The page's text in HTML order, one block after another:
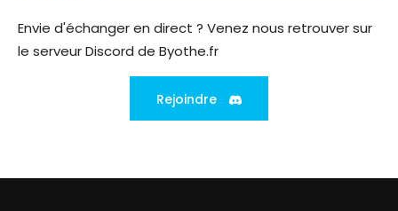
Envie d'échanger en direct ? Venez nous retrouver sur
le serveur Discord de Byothe.fr
Rejoindre